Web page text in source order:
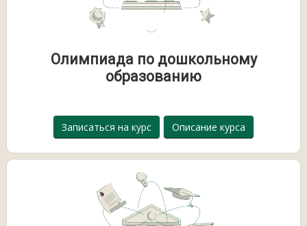
Олимпиада по дошкольному
образованию
Записаться на курс Описание курса